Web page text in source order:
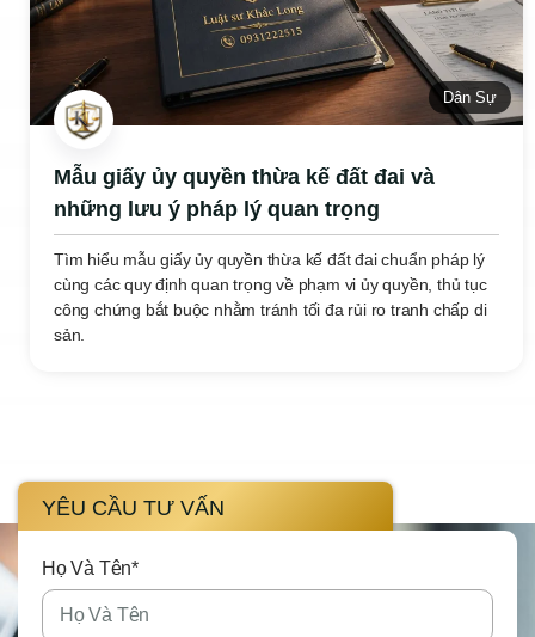
Dân Sự
Mẫu giấy ủy quyền thừa kế đất đai và
những lưu ý pháp lý quan trọng
Tìm hiểu mẫu giấy ủy quyền thừa kế đất đai chuẩn pháp lý
cùng các quy định quan trọng về phạm vi ủy quyền, thủ tục
công chứng bắt buộc nhằm tránh tối đa rủi ro tranh chấp di
sản.
YÊU CẦU TƯ VẤN
Họ Và Tên*